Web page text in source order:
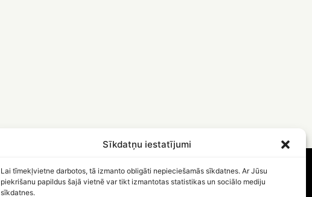
Sīkdatņu iestatījumi
Lai tīmekļvietne darbotos, tā izmanto obligāti nepieciešamās sīkdatnes. Ar Jūsu
piekrišanu papildus šajā vietnē var tikt izmantotas statistikas un sociālo mediju
sīkdatnes.